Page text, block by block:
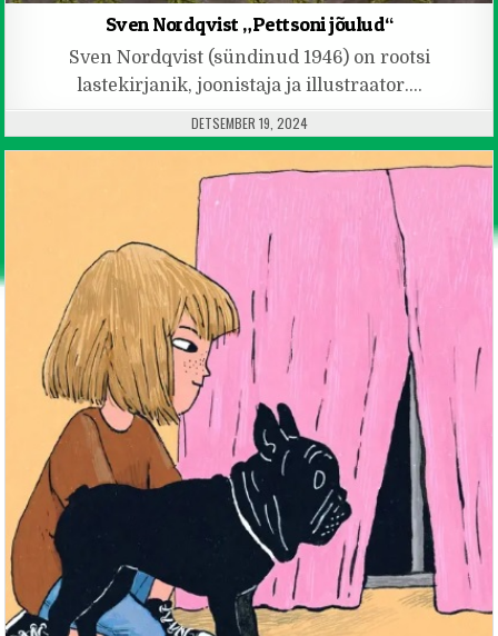
Sven Nordqvist „Pettsoni jõulud“
Sven Nordqvist (sündinud 1946) on rootsi
lastekirjanik, joonistaja ja illustraator….
PUBLISHED DATE:
DETSEMBER 19, 2024